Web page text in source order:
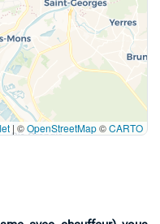
| ©OpenStreetMap©CARTO